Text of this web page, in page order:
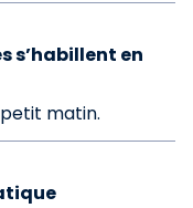
s’habillent en
matin.